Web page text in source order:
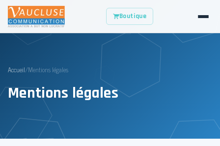
Boutique
Accueil/Mentions légales
Mentions légales